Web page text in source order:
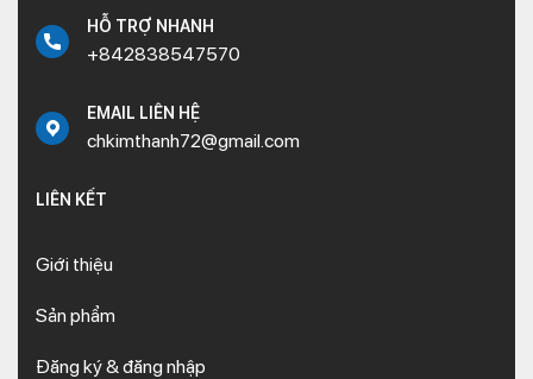
HỖ TRỢ NHANH
+842838547570
EMAIL LIÊN HỆ
chkimthanh72@gmail.com
LIÊN KẾT
Giới thiệu
Sản phẩm
Đăng ký & đăng nhập